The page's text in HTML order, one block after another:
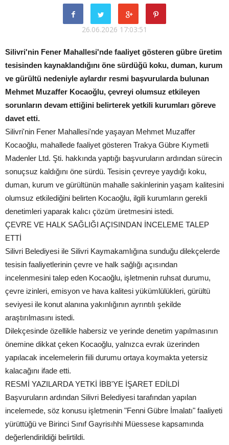
26.06.2026 17:03:51
Silivri'nin Fener Mahallesi'nde faaliyet gösteren gübre üretim
tesisinden kaynaklandığını öne sürdüğü koku, duman, kurum
ve gürültü nedeniyle aylardır resmi başvurularda bulunan
Mehmet Muzaffer Kocaoğlu, çevreyi olumsuz etkileyen
sorunların devam ettiğini belirterek yetkili kurumları göreve
davet etti.
Silivri'nin Fener Mahallesi'nde yaşayan Mehmet Muzaffer
Kocaoğlu, mahallede faaliyet gösteren Trakya Gübre Kıymetli
Madenler Ltd. Şti. hakkında yaptığı başvuruların ardından sürecin
sonuçsuz kaldığını öne sürdü. Tesisin çevreye yaydığı koku,
duman, kurum ve gürültünün mahalle sakinlerinin yaşam kalitesini
olumsuz etkilediğini belirten Kocaoğlu, ilgili kurumların gerekli
denetimleri yaparak kalıcı çözüm üretmesini istedi.
ÇEVRE VE HALK SAĞLIĞI AÇISINDAN İNCELEME TALEP
ETTİ
Silivri Belediyesi ile Silivri Kaymakamlığına sunduğu dilekçelerde
tesisin faaliyetlerinin çevre ve halk sağlığı açısından
incelenmesini talep eden Kocaoğlu, işletmenin ruhsat durumu,
çevre izinleri, emisyon ve hava kalitesi yükümlülükleri, gürültü
seviyesi ile konut alanına yakınlığının ayrıntılı şekilde
araştırılmasını istedi.
Dilekçesinde özellikle habersiz ve yerinde denetim yapılmasının
önemine dikkat çeken Kocaoğlu, yalnızca evrak üzerinden
yapılacak incelemelerin fiili durumu ortaya koymakta yetersiz
kalacağını ifade etti.
RESMİ YAZILARDA YETKİ İBB'YE İŞARET EDİLDİ
Başvuruların ardından Silivri Belediyesi tarafından yapılan
incelemede, söz konusu işletmenin "Fenni Gübre İmalatı" faaliyeti
yürüttüğü ve Birinci Sınıf Gayrisıhhi Müessese kapsamında
değerlendirildiği belirtildi.